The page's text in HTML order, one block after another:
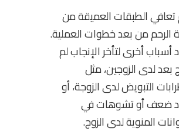
الطبقات العميقة من
الرحم من بعد خطوات العملية.
أسباب أخرى لتأخر الإنجاب لم
بعد لدى الزوجين، مثل
التبويض لدى الزوجة، أو
ضعف أو تشوهات في
المنوية لدى الزوج.